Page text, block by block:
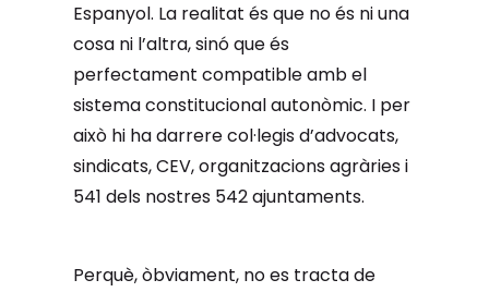
Espanyol. La realitat és que no és ni una
cosa ni l’altra, sinó que és
perfectament compatible amb el
sistema constitucional autonòmic. I per
això hi ha darrere col·legis d’advocats,
sindicats, CEV, organitzacions agràries i
541 dels nostres 542 ajuntaments.
Perquè, òbviament, no es tracta de